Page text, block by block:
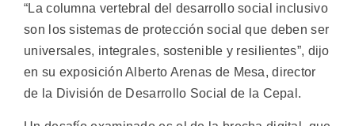
“La columna vertebral del desarrollo social inclusivo
son los sistemas de protección social que deben ser
universales, integrales, sostenible y resilientes”, dijo
en su exposición Alberto Arenas de Mesa, director
de la División de Desarrollo Social de la Cepal.